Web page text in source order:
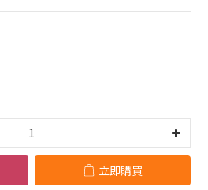
立即購買